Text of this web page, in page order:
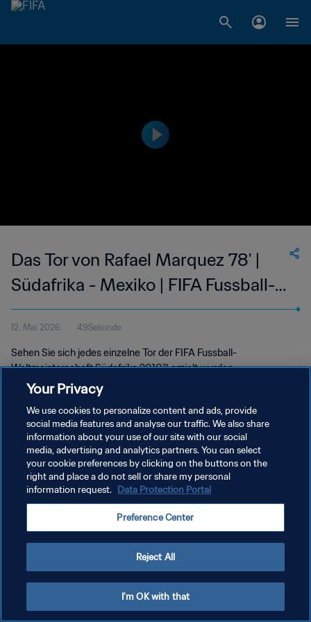
Das Tor von Rafael Marquez 78' |
Südafrika - Mexiko | FIFA Fussball-
Weltmeisterschaft Südafrika 2010™
12. Mai 2026 49Sekunde
Sehen Sie sich jedes einzelne Tor der FIFA Fussball-
Weltmeisterschaft Südafrika 2010™ erzielt wurden.
DATENSCHUTZ
NUTZUNGSBEDINGUNGEN
COOKIE-EINSTELLUNGEN VERWALTEN
Your Privacy
We use cookies to personalize content and ads, provide
social media features and analyse our traffic. We also share
information about your use of our site with our social
media, advertising and analytics partners. You can select
your cookie preferences by clicking on the buttons on the
right and place a do not sell or share my personal
information request. Data Protection Portal
Preference Center
Reject All
I'm OK with that